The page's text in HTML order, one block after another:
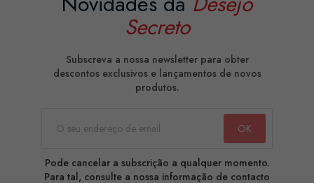
Secreto
Subscreva a nossa newsletter para obter
descontos exclusivos e lançamentos de novos
produtos.
Pode cancelar a subscrição a qualquer momento.
Para tal, consulte a nossa informação de contacto